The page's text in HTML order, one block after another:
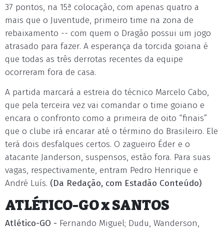
37 pontos, na 15ª colocação, com apenas quatro a
mais que o Juventude, primeiro time na zona de
rebaixamento -- com quem o Dragão possui um jogo
atrasado para fazer. A esperança da torcida goiana é
que todas as três derrotas recentes da equipe
ocorreram fora de casa.
A partida marcará a estreia do técnico Marcelo Cabo,
que pela terceira vez vai comandar o time goiano e
encara o confronto como a primeira de oito “finais”
que o clube irá encarar até o término do Brasileiro. Ele
terá dois desfalques certos. O zagueiro Éder e o
atacante Janderson, suspensos, estão fora. Para suas
vagas, respectivamente, entram Pedro Henrique e
André Luís. (Da Redação, com Estadão Conteúdo)
ATLÉTICO-GO x SANTOS
Atlético-GO - Fernando Miguel; Dudu, Wanderson,